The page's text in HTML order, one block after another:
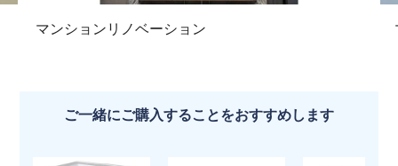
マンションリノベーション
ご一緒にご購入することをおすすめします